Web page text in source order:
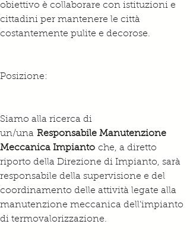
obiettivo è collaborare con istituzioni e
cittadini per mantenere le città
costantemente pulite e decorose.
Posizione:
Siamo alla ricerca di
un/una Responsabile Manutenzione
Meccanica Impianto che, a diretto
riporto della Direzione di Impianto, sarà
responsabile della supervisione e del
coordinamento delle attività legate alla
manutenzione meccanica dell’impianto
di termovalorizzazione.